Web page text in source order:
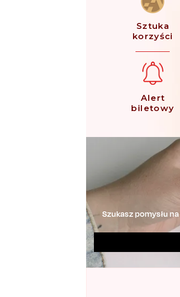
Sztuka
korzyści
Alert
biletowy
Szukasz pomysłu